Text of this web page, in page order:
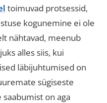
toimuvad protsessid,
kogunemine ei ole
nähtavad, meenub
alles siis, kui
läbijuhtumised on
sügiseste
on aga